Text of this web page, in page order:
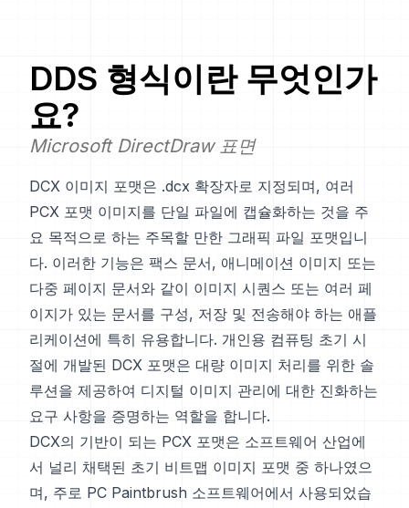
DDS 형식이란 무엇인가
요?
Microsoft DirectDraw 표면
DCX 이미지 포맷은 .dcx 확장자로 지정되며, 여러
PCX 포맷 이미지를 단일 파일에 캡슐화하는 것을 주
요 목적으로 하는 주목할 만한 그래픽 파일 포맷입니
다. 이러한 기능은 팩스 문서, 애니메이션 이미지 또는
다중 페이지 문서와 같이 이미지 시퀀스 또는 여러 페
이지가 있는 문서를 구성, 저장 및 전송해야 하는 애플
리케이션에 특히 유용합니다. 개인용 컴퓨팅 초기 시
절에 개발된 DCX 포맷은 대량 이미지 처리를 위한 솔
루션을 제공하여 디지털 이미지 관리에 대한 진화하는
요구 사항을 증명하는 역할을 합니다.
DCX의 기반이 되는 PCX 포맷은 소프트웨어 산업에
서 널리 채택된 초기 비트맵 이미지 포맷 중 하나였으
며, 주로 PC Paintbrush 소프트웨어에서 사용되었습